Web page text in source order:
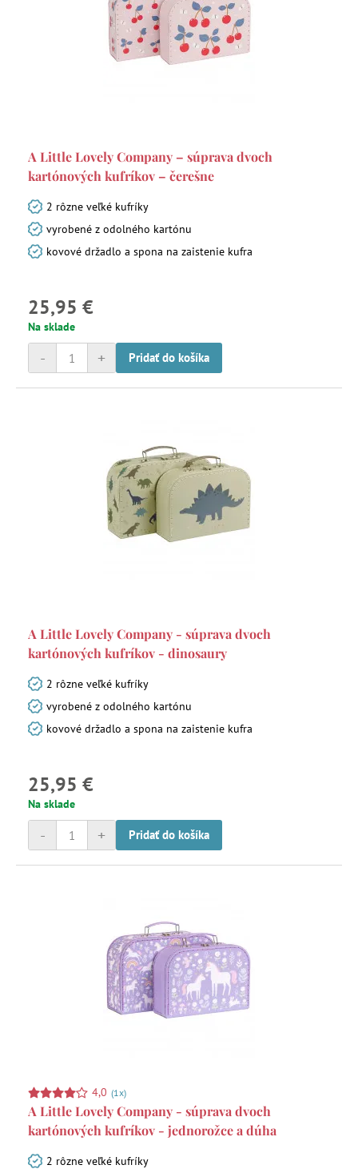
A Little Lovely Company – súprava dvoch
kartónových kufríkov – čerešne
2 rôzne veľké kufríky
vyrobené z odolného kartónu
kovové držadlo a spona na zaistenie kufra
25,95 €
Na sklade
+
- Pridať do košíka
A Little Lovely Company - súprava dvoch
kartónových kufríkov - dinosaury
2 rôzne veľké kufríky
vyrobené z odolného kartónu
kovové držadlo a spona na zaistenie kufra
25,95 €
Na sklade
+
- Pridať do košíka
4,0 (1x)
A Little Lovely Company - súprava dvoch
kartónových kufríkov - jednorožce a dúha
2 rôzne veľké kufríky